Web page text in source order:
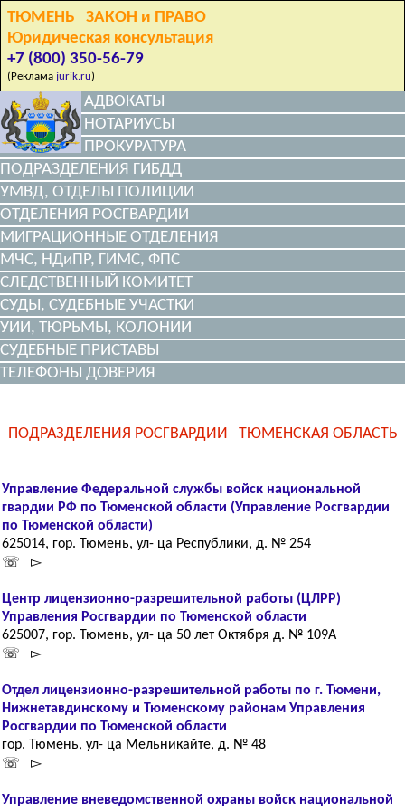
ТЮМЕНЬ ЗАКОН и ПРАВО
Юридическая консультация
+7 (800) 350-56-79
(Реклама jurik.ru)
АДВОКАТЫ
НОТАРИУСЫ
ПРОКУРАТУРА
ПОДРАЗДЕЛЕНИЯ ГИБДД
УМВД, ОТДЕЛЫ ПОЛИЦИИ
ОТДЕЛЕНИЯ РОСГВАРДИИ
МИГРАЦИОННЫЕ ОТДЕЛЕНИЯ
МЧС, НДиПР, ГИМС, ФПС
СЛЕДСТВЕННЫЙ КОМИТЕТ
СУДЫ, СУДЕБНЫЕ УЧАСТКИ
УИИ, ТЮРЬМЫ, КОЛОНИИ
СУДЕБНЫЕ ПРИСТАВЫ
ТЕЛЕФОНЫ ДОВЕРИЯ
ПОДРАЗДЕЛЕНИЯ РОСГВАРДИИ ТЮМЕНСКАЯ ОБЛАСТЬ
Управление Федеральной службы войск национальной
гвардии РФ по Тюменской области (Управление Росгвардии
по Тюменской области)
625014, гор. Тюмень, ул- ца Республики, д. № 254
☏ ▻
Центр лицензионно-разрешительной работы (ЦЛРР)
Управления Росгвардии по Тюменской области
625007, гор. Тюмень, ул- ца 50 лет Октября д. № 109А
☏ ▻
Отдел лицензионно-разрешительной работы по г. Тюмени,
Нижнетавдинскому и Тюменскому районам Управления
Росгвардии по Тюменской области
гор. Тюмень, ул- ца Мельникайте, д. № 48
☏ ▻
Управление вневедомственной охраны войск национальной